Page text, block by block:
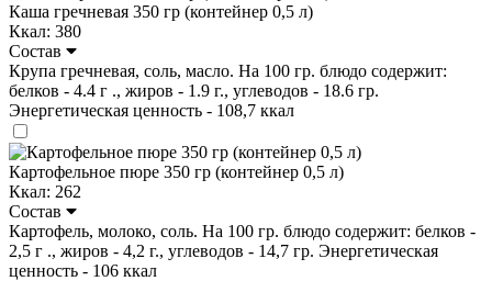
Каша гречневая 350 гр (контейнер 0,5 л)
Ккал: 380
Состав
Крупа гречневая, соль, масло. На 100 гр. блюдо содержит:
белков - 4.4 г ., жиров - 1.9 г., углеводов - 18.6 гр.
Энергетическая ценность - 108,7 ккал
Картофельное пюре 350 гр (контейнер 0,5 л)
Ккал: 262
Состав
Картофель, молоко, соль. На 100 гр. блюдо содержит: белков -
2,5 г ., жиров - 4,2 г., углеводов - 14,7 гр. Энергетическая
ценность - 106 ккал